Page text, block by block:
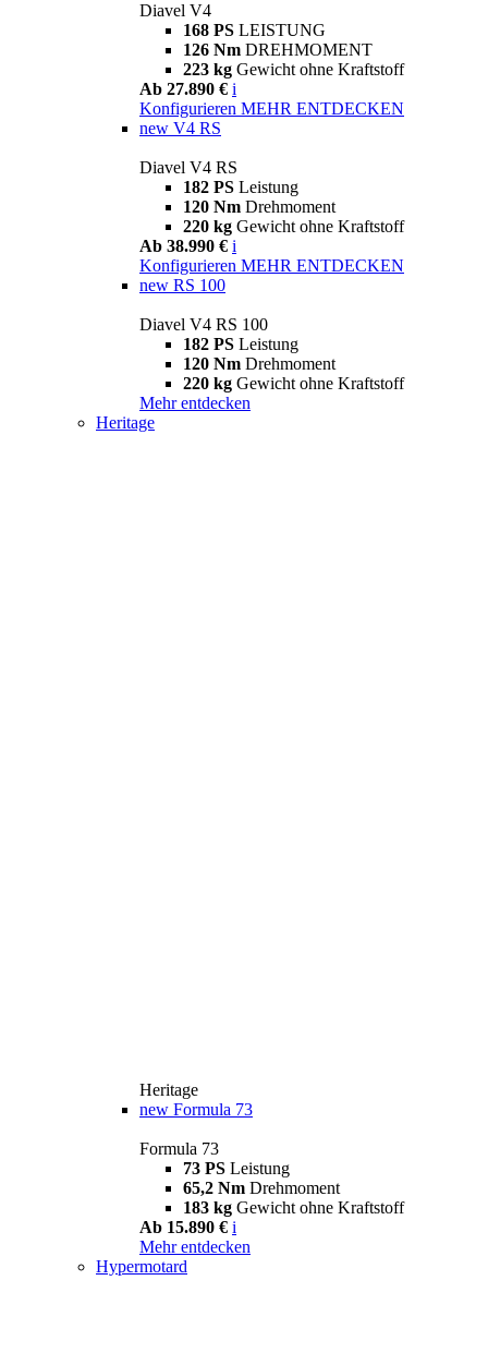
Diavel V4
168 PS LEISTUNG
126 Nm DREHMOMENT
223 kg Gewicht ohne Kraftstoff
Ab 27.890 € i
Konfigurieren MEHR ENTDECKEN
new V4 RS
Diavel V4 RS
182 PS Leistung
120 Nm Drehmoment
220 kg Gewicht ohne Kraftstoff
Ab 38.990 € i
Konfigurieren MEHR ENTDECKEN
new RS 100
Diavel V4 RS 100
182 PS Leistung
120 Nm Drehmoment
220 kg Gewicht ohne Kraftstoff
Mehr entdecken
Heritage
Heritage
new Formula 73
Formula 73
73 PS Leistung
65,2 Nm Drehmoment
183 kg Gewicht ohne Kraftstoff
Ab 15.890 € i
Mehr entdecken
Hypermotard